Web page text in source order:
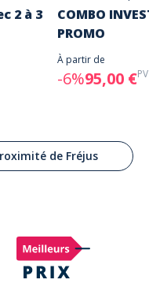
2 à 3
COMBO
PROMO
À partir de
-6%95,00 €
de Fréjus